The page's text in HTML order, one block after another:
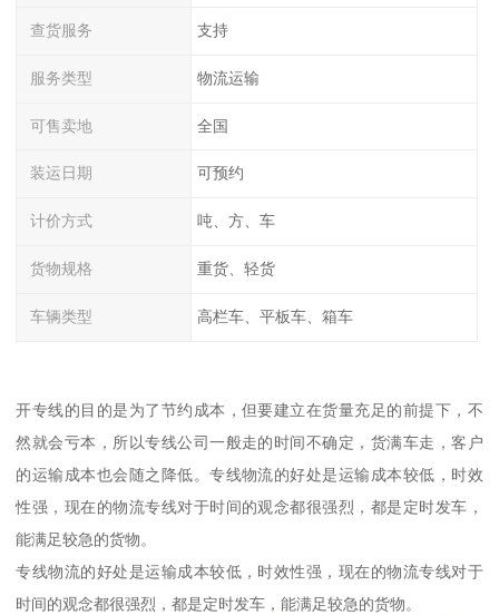
查货服务 支持
服务类型 物流运输
可售卖地 全国
装运日期 可预约
计价方式 吨、方、车
货物规格 重货、轻货
车辆类型 高栏车、平板车、箱车
开专线的目的是为了节约成本，但要建立在货量充足的前提下，不
然就会亏本，所以专线公司一般走的时间不确定，货满车走，客户
的运输成本也会随之降低。专线物流的好处是运输成本较低，时效
性强，现在的物流专线对于时间的观念都很强烈，都是定时发车，
能满足较急的货物。
专线物流的好处是运输成本较低，时效性强，现在的物流专线对于
时间的观念都很强烈，都是定时发车，能满足较急的货物。